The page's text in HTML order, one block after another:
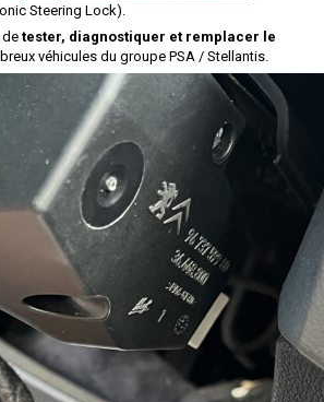
Steering Lock).
tester, diagnostiquer et remplacer le
véhicules du groupe PSA / Stellantis.